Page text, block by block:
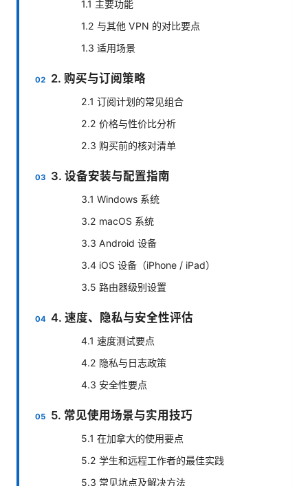
1.1 主要功能
1.2 与其他 VPN 的对比要点
1.3 适用场景
2. 购买与订阅策略
2.1 订阅计划的常见组合
2.2 价格与性价比分析
2.3 购买前的核对清单
3. 设备安装与配置指南
3.1 Windows 系统
3.2 macOS 系统
3.3 Android 设备
3.4 iOS 设备（iPhone / iPad）
3.5 路由器级别设置
4. 速度、隐私与安全性评估
4.1 速度测试要点
4.2 隐私与日志政策
4.3 安全性要点
5. 常见使用场景与实用技巧
5.1 在加拿大的使用要点
5.2 学生和远程工作者的最佳实践
5.3 常见坑点及解决方法